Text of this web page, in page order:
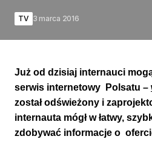
TV 3 marca 2016
Już od dzisiaj internauci
serwis internetowy Polsatu –
został odświeżony i
internauta mógł w łatwy,
zdobywać informacje o